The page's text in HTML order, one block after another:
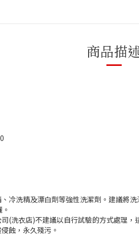
商品描
洗精及漂白劑等強性洗潔劑。建議將
洗衣店)不建議以自行試驗的方式處理，
蝕，永久殘污。